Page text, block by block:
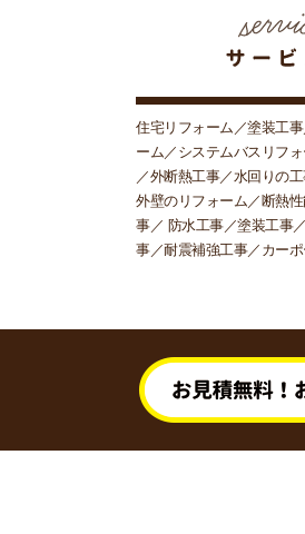
住宅リフォーム／塗装工
ーム／システムバスリフ
／外断熱工事／水回りの
外壁のリフォーム／断熱
事／ 防水工事／塗装工事
事／耐震補強工事／カー